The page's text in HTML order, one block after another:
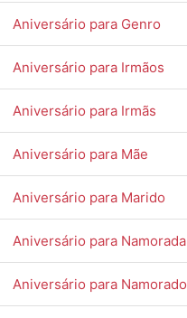
Aniversário para Genro
Aniversário para Irmãos
Aniversário para Irmãs
Aniversário para Mãe
Aniversário para Marido
Aniversário para Namorada
Aniversário para Namorado